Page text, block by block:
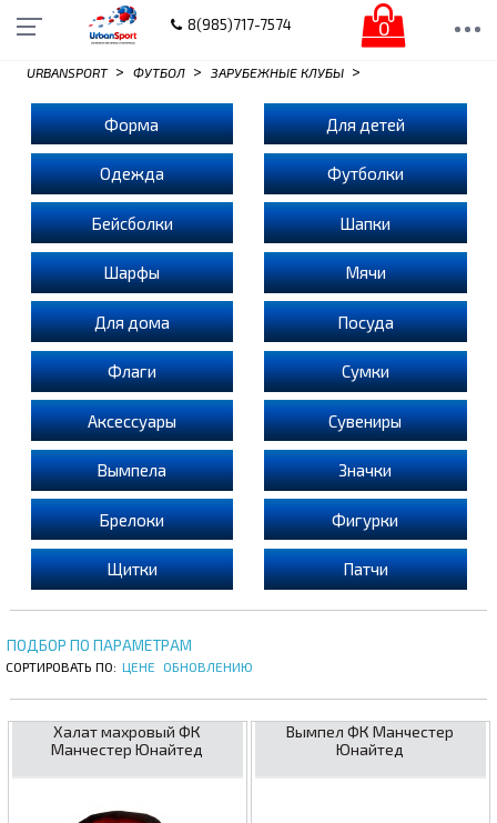
8(985)717-7574 0
URBANSPORT > ФУТБОЛ > ЗАРУБЕЖНЫЕ КЛУБЫ >
Форма Для детей
Одежда Футболки
Бейсболки Шапки
Шарфы Мячи
Для дома Посуда
Флаги Сумки
Аксессуары Сувениры
Вымпела Значки
Брелоки Фигурки
Щитки Патчи
ПОДБОР ПО ПАРАМЕТРАМ
СОРТИРОВАТЬ ПО: ЦЕНЕ ОБНОВЛЕНИЮ
Халат махровый ФК
Манчестер Юнайтед
Вымпел ФК Манчестер
Юнайтед